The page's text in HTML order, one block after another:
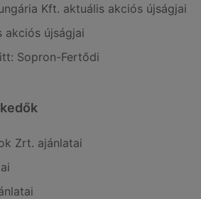
Kft. aktuális akciós újságjai
akciós újságjai
Sopron-Fertődi
Zrt. ajánlatai